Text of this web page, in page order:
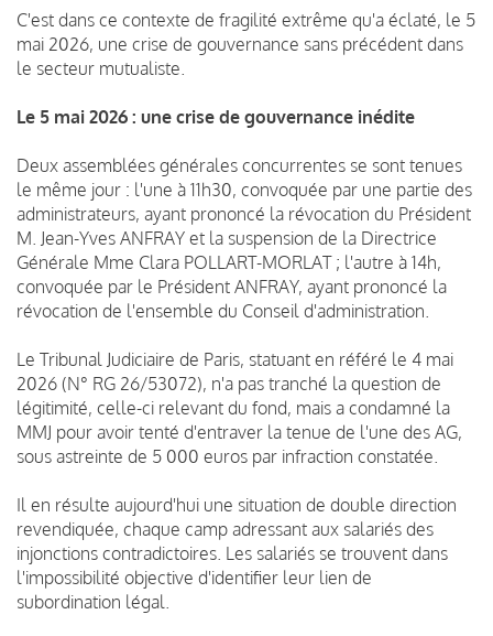
C'est dans ce contexte de fragilité extrême qu'a éclaté, le 5
mai 2026, une crise de gouvernance sans précédent dans
le secteur mutualiste.
Le 5 mai 2026 : une crise de gouvernance inédite
Deux assemblées générales concurrentes se sont tenues
le même jour : l'une à 11h30, convoquée par une partie des
administrateurs, ayant prononcé la révocation du Président
M. Jean-Yves ANFRAY et la suspension de la Directrice
Générale Mme Clara POLLART-MORLAT ; l'autre à 14h,
convoquée par le Président ANFRAY, ayant prononcé la
révocation de l'ensemble du Conseil d'administration.
Le Tribunal Judiciaire de Paris, statuant en référé le 4 mai
2026 (N° RG 26/53072), n'a pas tranché la question de
légitimité, celle-ci relevant du fond, mais a condamné la
MMJ pour avoir tenté d'entraver la tenue de l'une des AG,
sous astreinte de 5 000 euros par infraction constatée.
Il en résulte aujourd'hui une situation de double direction
revendiquée, chaque camp adressant aux salariés des
injonctions contradictoires. Les salariés se trouvent dans
l'impossibilité objective d'identifier leur lien de
subordination légal.